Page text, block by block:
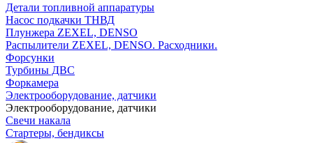
Детали топливной аппаратуры
Насос подкачки ТНВД
Плунжера ZEXEL, DENSO
Распылители ZEXEL, DENSO. Расходники.
Форсунки
Турбины ДВС
Форкамера
Электрооборудование, датчики
Электрооборудование, датчики
Свечи накала
Стартеры, бендиксы